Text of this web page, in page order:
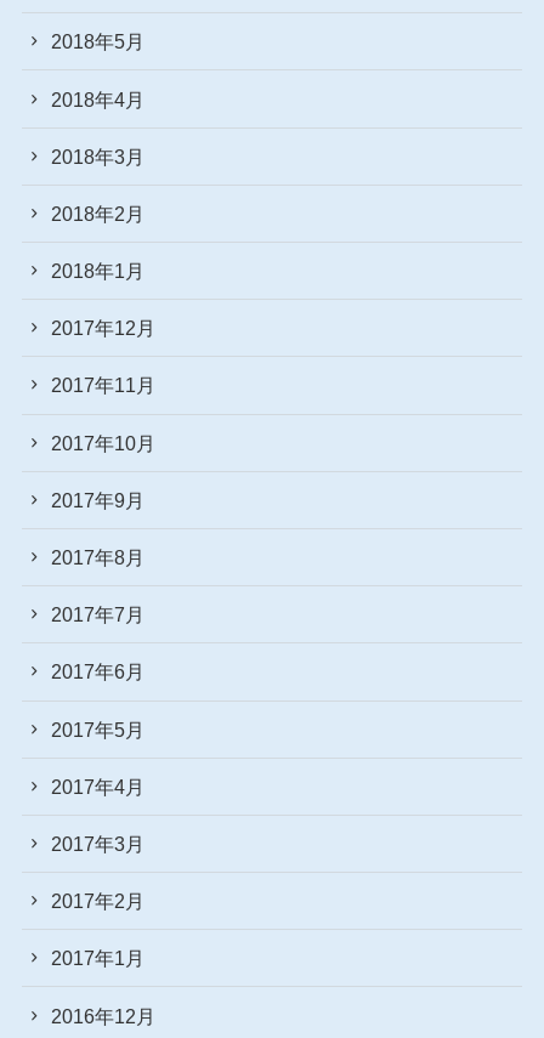
2018年5月
2018年4月
2018年3月
2018年2月
2018年1月
2017年12月
2017年11月
2017年10月
2017年9月
2017年8月
2017年7月
2017年6月
2017年5月
2017年4月
2017年3月
2017年2月
2017年1月
2016年12月